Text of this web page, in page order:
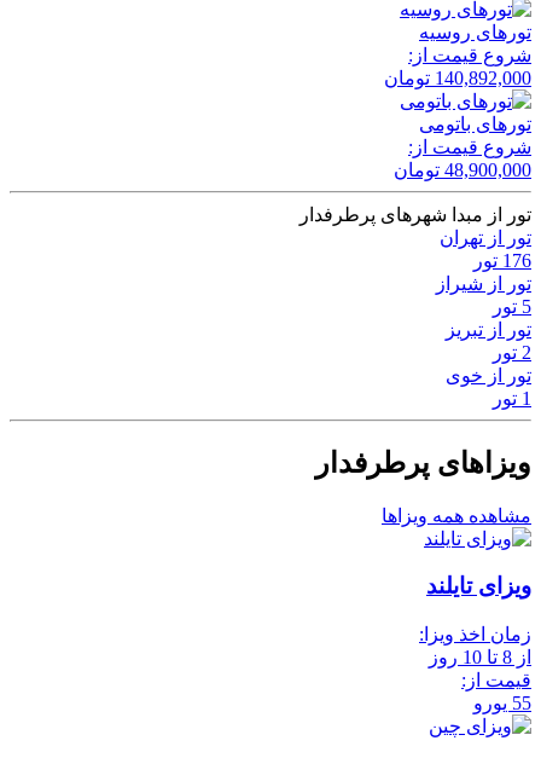
تور‌های روسیه
شروع قیمت از:
140,892,000 تومان
تور‌های باتومی
شروع قیمت از:
48,900,000 تومان
تور از مبدا شهرهای پرطرفدار
تور از تهران
176 تور
تور از شیراز
5 تور
تور از تبریز
2 تور
تور از خوی
1 تور
ویزاهای پرطرفدار
مشاهده همه ویزاها
ویزای تایلند
زمان اخذ ویزا:
از 8 تا 10 روز
قیمت از:
55 یورو